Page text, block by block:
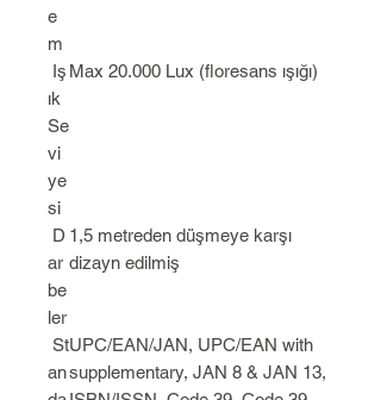
e
m
Iş
ık
Se
vi
ye
si
Max 20.000 Lux (floresans ışığı)
D
ar
be
ler
1,5 metreden düşmeye karşı
dizayn edilmiş
St
an
UPC/EAN/JAN, UPC/EAN with
supplementary, JAN 8 & JAN 13,